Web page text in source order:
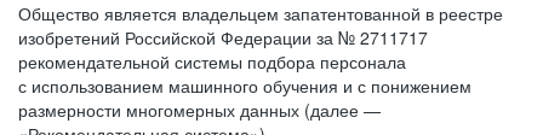
Общество является владельцем запатентованной в реестре
изобретений Российской Федерации за № 2711717
рекомендательной системы подбора персонала
с использованием машинного обучения и с понижением
размерности многомерных данных (далее —